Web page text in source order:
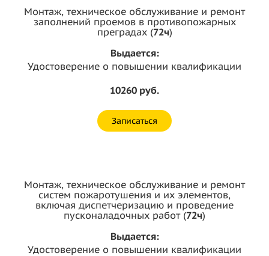
Монтаж, техническое обслуживание и ремонт
заполнений проемов в противопожарных
преградах (72ч)
Выдается:
Удостоверение о повышении квалификации
10260 руб.
Записаться
Монтаж, техническое обслуживание и ремонт
систем пожаротушения и их элементов,
включая диспетчеризацию и проведение
пусконаладочных работ (72ч)
Выдается:
Удостоверение о повышении квалификации